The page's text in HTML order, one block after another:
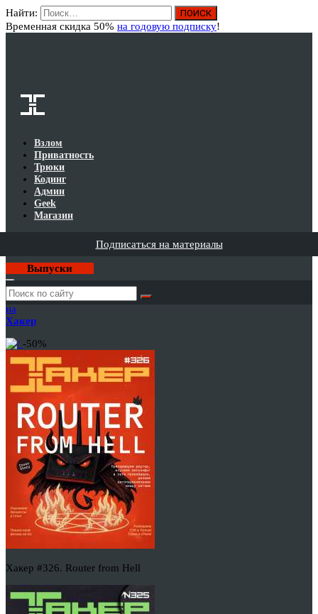
Найти:
Временная скидка 50% на годовую подписку!
Взлом
Приватность
Трюки
Кодинг
Админ
Geek
Магазин
Подписаться на материалы
Выпуски
Годовая
подписка
на
Хакер
-50%
Хакер #326. Router from Hell